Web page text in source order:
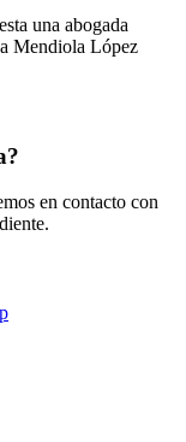
una abogada
Mendiola López
en contacto con